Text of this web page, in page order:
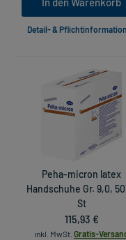
Detail- &
Peha-micron latex
Handschuhe Gr. 9,0,
St
115,93 €
inkl. MwSt. Gratis-